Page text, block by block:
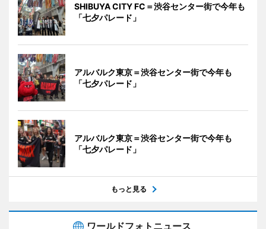
SHIBUYA CITY FC＝渋谷センター街で今年も
「七夕パレード」
アルバルク東京＝渋谷センター街で今年も
「七夕パレード」
アルバルク東京＝渋谷センター街で今年も
「七夕パレード」
もっと見る
ワールドフォトニュース